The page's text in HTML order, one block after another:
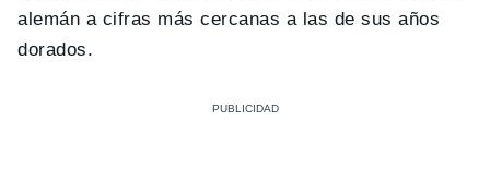
alemán a cifras más cercanas a las de sus años
dorados.